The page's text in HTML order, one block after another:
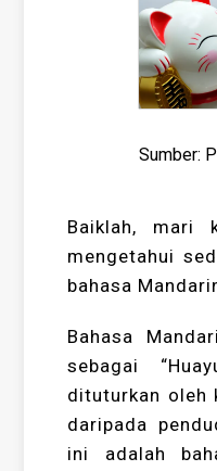
Sumber:
Baiklah, mari
mengetahui
bahasa
Bahasa
sebagai
dituturkan oleh
daripada
ini adalah